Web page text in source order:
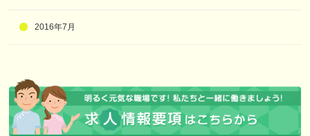
2016年7月